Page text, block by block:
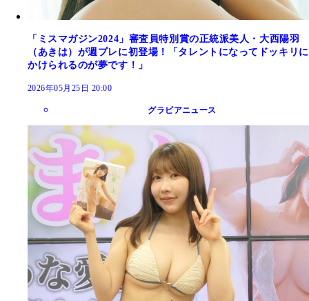
「ミスマガジン2024」審査員特別賞の正統派美人・大西陽羽
（あきは）が週プレに初登場！「タレントになってドッキリに
かけられるのが夢です！」
2026年05月25日 20:00
グラビアニュース